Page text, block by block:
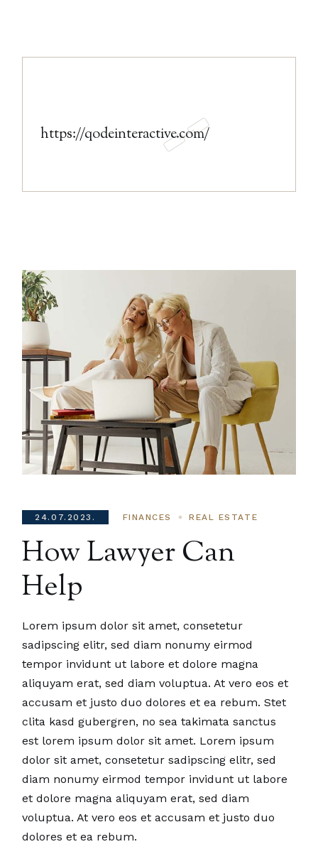
https://qodeinteractive.com/
24.07.2023. FINANCES REAL ESTATE
How Lawyer Can
Help
Lorem ipsum dolor sit amet, consetetur
sadipscing elitr, sed diam nonumy eirmod
tempor invidunt ut labore et dolore magna
aliquyam erat, sed diam voluptua. At vero eos et
accusam et justo duo dolores et ea rebum. Stet
clita kasd gubergren, no sea takimata sanctus
est lorem ipsum dolor sit amet. Lorem ipsum
dolor sit amet, consetetur sadipscing elitr, sed
diam nonumy eirmod tempor invidunt ut labore
et dolore magna aliquyam erat, sed diam
voluptua. At vero eos et accusam et justo duo
dolores et ea rebum.